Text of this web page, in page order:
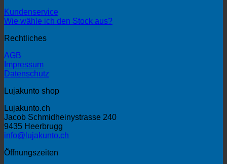
Kundenservice
Wie wähle ich den Stock aus?
Rechtliches
AGB
Impressum
Datenschutz
Lujakunto shop
Lujakunto.ch
Jacob Schmidheinystrasse 240
9435 Heerbrugg
info@lujakunto.ch
Öffnungszeiten